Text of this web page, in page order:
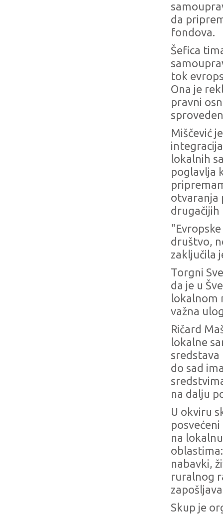
da
fondova.
Šefica
tok
Ona je
pravni
Miščević
lokalnih
poglavlja
otvaranja
drugačijih
društvo,
zaključila
Torgni
da je u
lokalnom
važna
Ričard
lokalne
sredstava
do sad
na dalju
U okviru
na
nabavki,
ruralnog
Skup je